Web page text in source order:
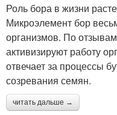
Кислота для
Кислота для
опрыскивание
Роль бора в жизни
Микроэлемент бор
организмов. По
активизируют работу
отвечает за процессы
созревания семян.
читать дальше →